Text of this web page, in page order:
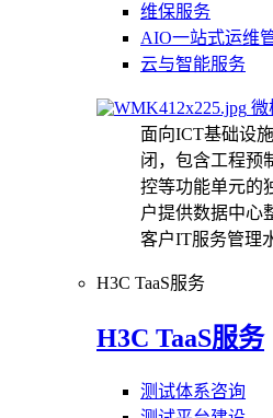
维保服务
AIO一站式运维
云与智能服务
微
面向ICT基础设
闭，包含工程预
控等功能单元的
户提供数据中心
客户IT服务管理
H3C TaaS服务
H3C TaaS服务
测试体系咨询